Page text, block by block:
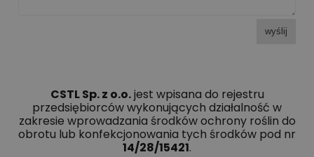
wyślij
CSTL Sp. z o.o.jest wpisana do rejestru
przedsiębiorców wykonujących działalność w
zakresie wprowadzania środków ochrony roślin do
obrotu lub konfekcjonowania tych środków pod nr
14/28/15421.